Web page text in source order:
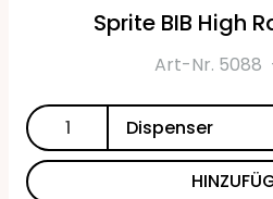
Sprite BIB High
Art-Nr. 5088